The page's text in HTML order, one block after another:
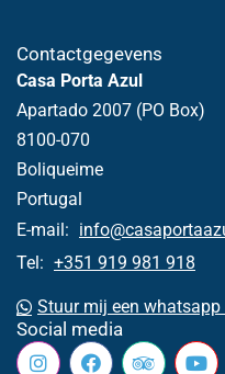
Contactgegevens
Casa Porta Azul
Apartado 2007 (PO Box)
8100-070
Boliqueime
Portugal
E-mail:
Tel: +351 919 981 918
Stuur mij een whatsapp
Social media